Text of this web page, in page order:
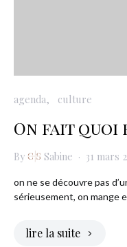
agenda culture
On fait quoi
By Sabine 31 mars
on ne se découvre pas
sérieusement, on mange
lire la suite